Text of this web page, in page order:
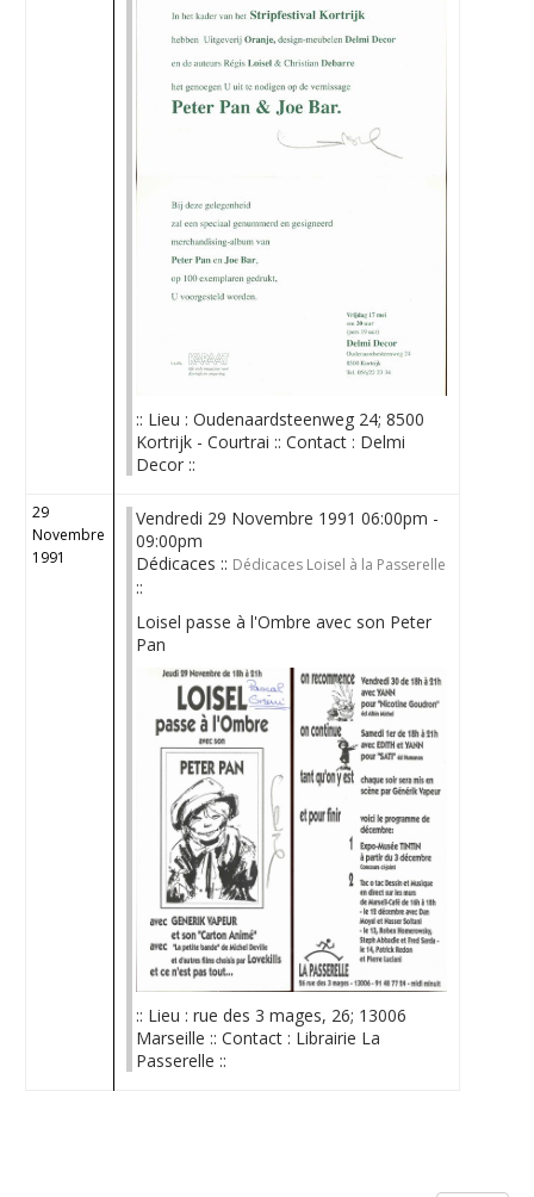
:: Lieu : Oudenaardsteenweg 24; 8500
Kortrijk - Courtrai :: Contact : Delmi
Decor ::
29
Novembre
1991
Vendredi 29 Novembre 1991 06:00pm -
09:00pm
Dédicaces :: Dédicaces Loisel à la Passerelle
::
Loisel passe à l'Ombre avec son Peter
Pan
:: Lieu : rue des 3 mages, 26; 13006
Marseille :: Contact : Librairie La
Passerelle ::